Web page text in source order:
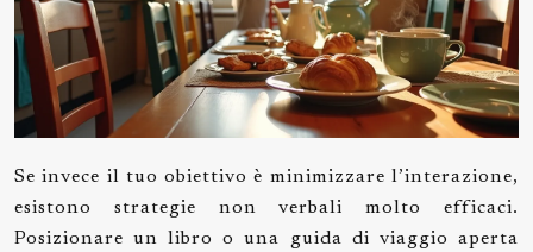
Se invece il tuo obiettivo è minimizzare l’interazione,
esistono strategie non verbali molto efficaci.
Posizionare un libro o una guida di viaggio aperta